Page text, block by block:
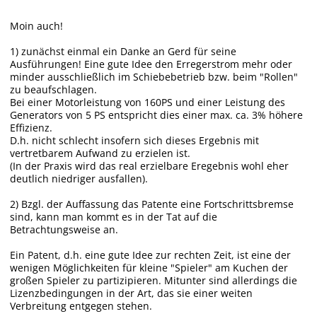
Moin auch!
1) zunächst einmal ein Danke an Gerd für seine
Ausführungen! Eine gute Idee den Erregerstrom mehr oder
minder ausschließlich im Schiebebetrieb bzw. beim "Rollen"
zu beaufschlagen.
Bei einer Motorleistung von 160PS und einer Leistung des
Generators von 5 PS entspricht dies einer max. ca. 3% höhere
Effizienz.
D.h. nicht schlecht insofern sich dieses Ergebnis mit
vertretbarem Aufwand zu erzielen ist.
(In der Praxis wird das real erzielbare Eregebnis wohl eher
deutlich niedriger ausfallen).
2) Bzgl. der Auffassung das Patente eine Fortschrittsbremse
sind, kann man kommt es in der Tat auf die
Betrachtungsweise an.
Ein Patent, d.h. eine gute Idee zur rechten Zeit, ist eine der
wenigen Möglichkeiten für kleine "Spieler" am Kuchen der
großen Spieler zu partizipieren. Mitunter sind allerdings die
Lizenzbedingungen in der Art, das sie einer weiten
Verbreitung entgegen stehen.